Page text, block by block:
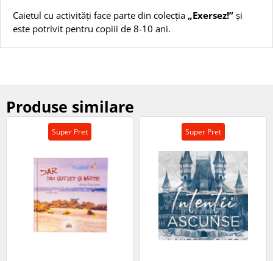
Caietul cu activități face parte din colecția „Exersez!” și
este potrivit pentru copiii de 8-10 ani.
Produse similare
Super Pret Super Pret